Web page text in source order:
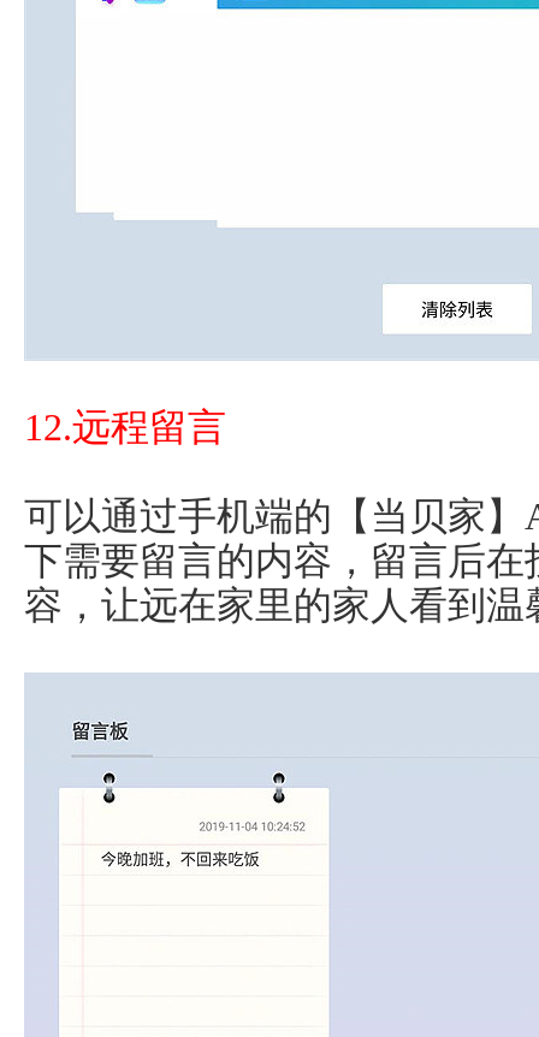
12.远程留言
可以通过手机端的【当贝家
下需要留言的内容，留言后
容，让远在家里的家人看到温